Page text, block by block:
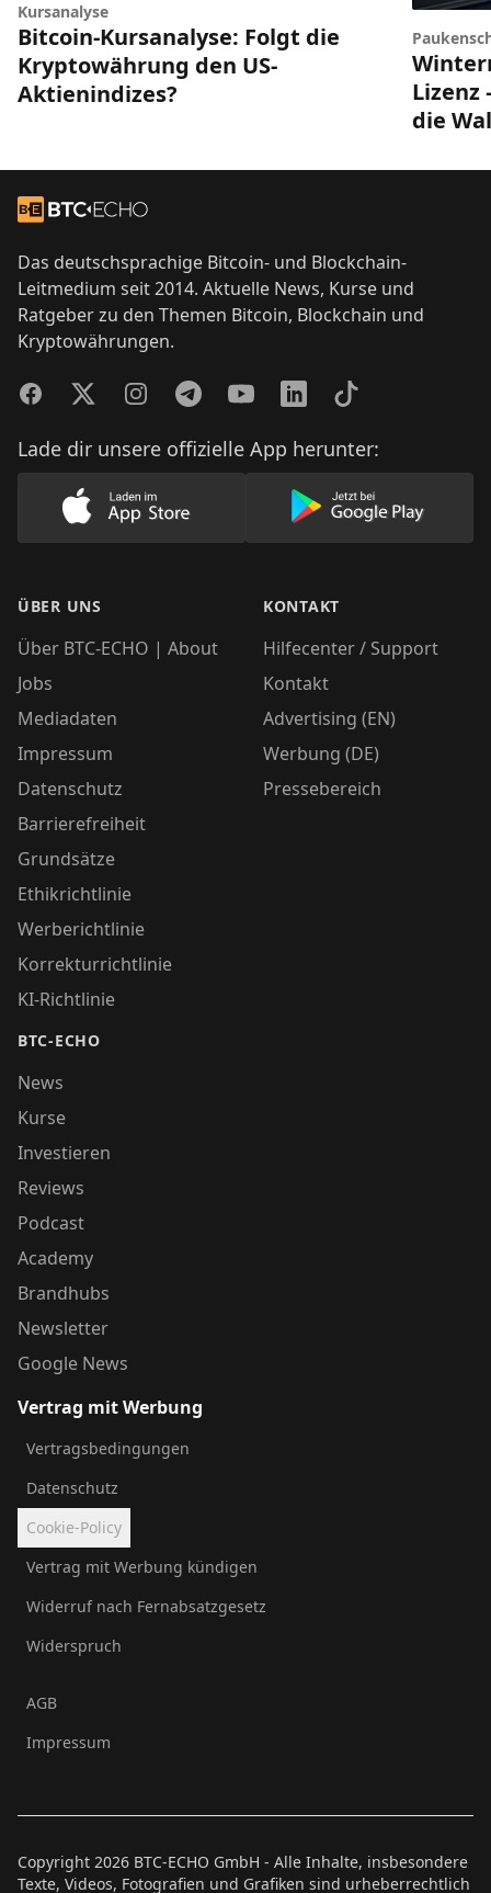
Kursanalyse
Bitcoin-Kursanalyse: Folgt die
Kryptowährung den US-
Aktienindizes?
Lizenz
die
Zur Startseite
Das deutschsprachige Bitcoin- und Blockchain-
Leitmedium seit 2014. Aktuelle News, Kurse und
Ratgeber zu den Themen Bitcoin, Blockchain und
Kryptowährungen.
FacebookTwitterInstagramTelegramYouTubeLinkedInTikTok
Lade dir unsere offizielle App herunter:
Lade unsere App im AppStore herunter
Lade unsere
ÜBER UNS
Über BTC-ECHO | About
Jobs
Mediadaten
Impressum
Datenschutz
Barrierefreiheit
Grundsätze
Ethikrichtlinie
Werberichtlinie
Korrekturrichtlinie
KI-Richtlinie
BTC-ECHO
News
Kurse
Investieren
Reviews
Podcast
Academy
Brandhubs
Newsletter
Google News
KONTAKT
Hilfecenter / Support
Kontakt
Advertising (EN)
Werbung (DE)
Pressebereich
Vertrag mit Werbung
Vertragsbedingungen
Datenschutz
Cookie-Policy
Vertrag mit Werbung kündigen
Widerruf nach Fernabsatzgesetz
Widerspruch
AGB
Impressum
Copyright 2026 BTC-ECHO GmbH - Alle Inhalte, insbesondere
Texte, Videos, Fotografien und Grafiken sind urheberrechtlich